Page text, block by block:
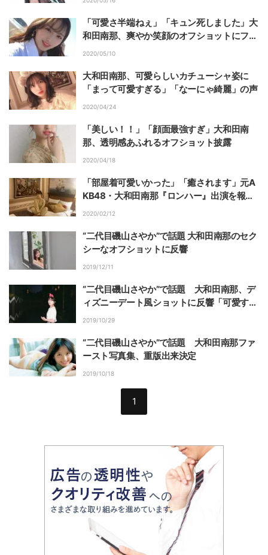
「可愛さ半端ねぇ」「キュン死しました」大
和田南那、爽やか笑顔のオフショットにファ
ン絶賛
2020/05/10
大和田南那、可愛らしいカチューシャ姿に
「まって可愛すぎる」「なーにゃ綺麗」の声
2020/04/24
「美しい！！」「顔面最強すぎ」大和田南
那、透明感あふれるオフショット披露
2020/04/18
「部屋着可愛いかった」「癒されます」元A
KB48・大和田南那『ロンハー』出演を報告
し反響
2020/02/12
“二代目磯山さやか”で話題 大和田南那のセク
シーなオフショットに反響
2019/12/11
“二代目磯山さやか”で話題 大和田南那、デ
ィズニーデート風ショットに反響「可愛すぎ
ます」「目の保養」
2019/10/29
“二代目磯山さやか”で話題 大和田南那ファ
ースト写真集、重版出来決定
2019/10/18
1